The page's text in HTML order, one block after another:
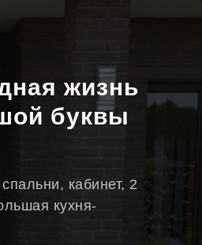
жизнь
буквы
кабинет, 2
кухня-